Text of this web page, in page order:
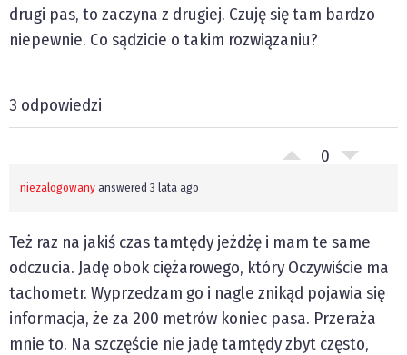
drugi pas, to zaczyna z drugiej. Czuję się tam bardzo
niepewnie. Co sądzicie o takim rozwiązaniu?
3 odpowiedzi
0
niezalogowany answered 3 lata ago
Też raz na jakiś czas tamtędy jeżdżę i mam te same
odczucia. Jadę obok ciężarowego, który Oczywiście ma
tachometr. Wyprzedzam go i nagle znikąd pojawia się
informacja, że za 200 metrów koniec pasa. Przeraża
mnie to. Na szczęście nie jadę tamtędy zbyt często,